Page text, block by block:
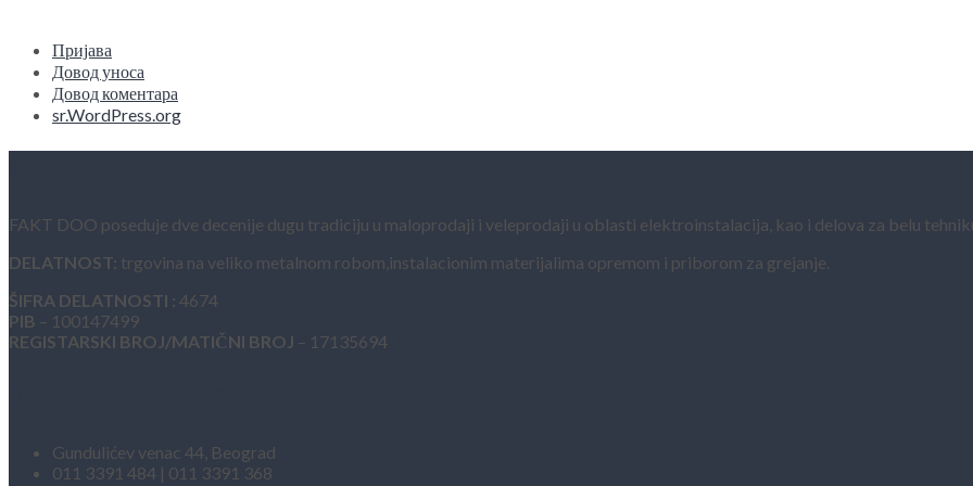
Пријава
Довод уноса
Довод коментара
sr.WordPress.org
FAKT DOO poseduje dve decenije dugu tradiciju u maloprodaji i veleprodaji u oblasti elektroinstalacija, kao i delova za belu
DELATNOST: trgovina na veliko metalnom robom,instalacionim materijalima opremom i priborom za grejanje.
ŠIFRA DELATNOSTI : 4674
PIB – 100147499
REGISTARSKI BROJ/MATIČNI BROJ – 17135694
Gundulićev venac 44, Beograd
011 3391 484 | 011 3391 368